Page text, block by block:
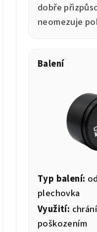
dobře
neomezuje
Balení
Typ balení:
plechovka
Využití:
poškozením